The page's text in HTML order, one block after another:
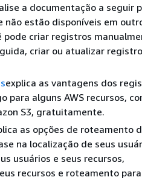
a documentação a seguir
não estão disponíveis em
pode criar registros
criar ou atualizar
explica as vantagens dos
para alguns AWS recursos,
S3, gratuitamente.
as opções de roteamento
na localização de seus
usuários e seus recursos,
recursos e roteamento para